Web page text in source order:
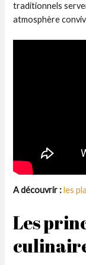
traditionnels
atmosphère
A découvrir : les
Les